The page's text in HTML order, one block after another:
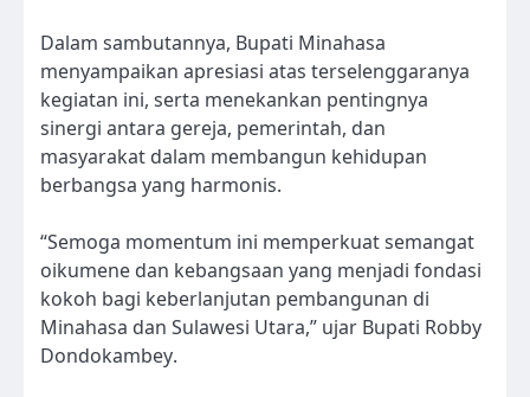
Dalam sambutannya, Bupati Minahasa
menyampaikan apresiasi atas terselenggaranya
kegiatan ini, serta menekankan pentingnya
sinergi antara gereja, pemerintah, dan
masyarakat dalam membangun kehidupan
berbangsa yang harmonis.
“Semoga momentum ini memperkuat semangat
oikumene dan kebangsaan yang menjadi fondasi
kokoh bagi keberlanjutan pembangunan di
Minahasa dan Sulawesi Utara,” ujar Bupati Robby
Dondokambey.